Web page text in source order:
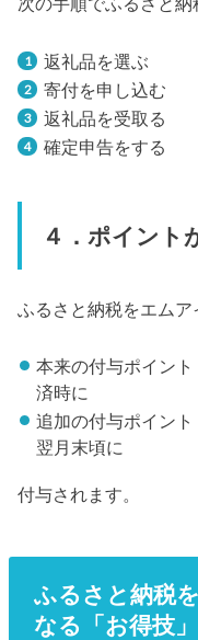
返礼品を選ぶ
寄付を申し込む
返礼品を受取る
確定申告をする
４．ポイント
ふるさと納税をエム
本来の付与ポイン
済時に
追加の付与ポイン
翌月末頃に
付与されます。
ふるさと納税
なる「お得技